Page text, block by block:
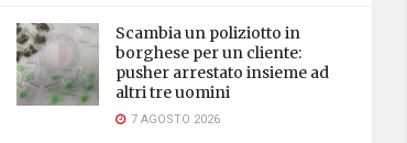
Scambia un poliziotto in
borghese per un cliente:
pusher arrestato insieme ad
altri tre uomini
7 AGOSTO 2026